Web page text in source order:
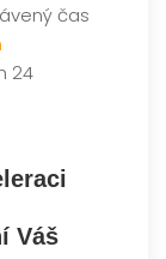
čas
24
Váš